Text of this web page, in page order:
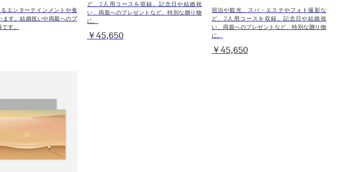
エンターテインメントや食
ます。結婚祝いや両親へのプ
す。
ど、2人用コースを収録。記念日や結婚祝
い、両親へのプレゼントなど、特別な贈り物
に。
￥45,650
宿泊や観光、スパ・エステやフォト撮影な
ど、2人用コースを収録。記念日や結婚祝
い、両親へのプレゼントなど、特別な贈り物
に。
￥45,650